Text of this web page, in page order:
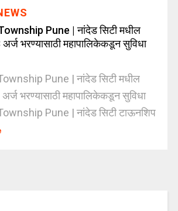
Pune | नांदेड सिटी मधील
अर्ज भरण्यासाठी महापालिकेकडून सुविधा
Pune | नांदेड सिटी मधील
अर्ज भरण्यासाठी महापालिकेकडून सुविधा
Pune | नांदेड सिटी टाऊनशिप